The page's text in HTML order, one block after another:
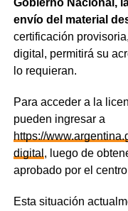
envío del material
certificación
digital, permitirá su
lo requieran.
Para acceder a la
pueden ingresar a
https://
digital , luego de
aprobado por el
Esta situación